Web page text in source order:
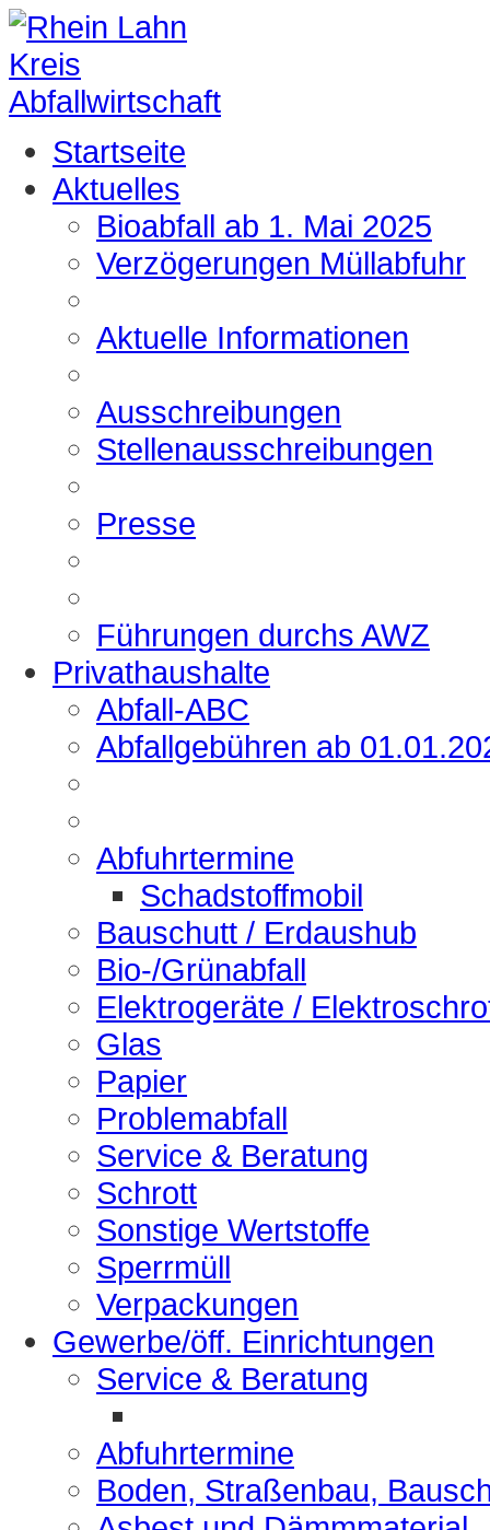
Startseite
Aktuelles
Bioabfall ab 1. Mai 2025
Verzögerungen Müllabfuhr
Aktuelle Informationen
Ausschreibungen
Stellenausschreibungen
Presse
Führungen durchs AWZ
Privathaushalte
Abfall-ABC
Abfallgebühren ab
Abfuhrtermine
Schadstoffmobil
Bauschutt / Erdaushub
Bio-/Grünabfall
Elektrogeräte /
Glas
Papier
Problemabfall
Service & Beratung
Schrott
Sonstige Wertstoffe
Sperrmüll
Verpackungen
Gewerbe/öff. Einrichtungen
Service & Beratung
Abfuhrtermine
Boden, Straßenbau,